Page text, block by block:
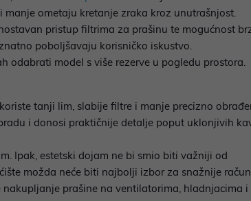
ometaju kretanje zraka kroz unutrašnjost.
pristup filtrima za prašinu te mogućnost
poboljšavaju korisničko iskustvo.
model s više rezerve u pogledu prostora.
tanji lim, slabije filtre i manje precizno
i donosi praktičnije detalje poput uklonjivih
Ipak, estetski dojam ne bi smio biti važniji od
možda neće biti najbolji izbor za snažnije
prašine na ventilatorima, hladnjacima i